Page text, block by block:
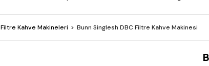
Filtre Kahve Makineleri Bunn Singlesh DBC Filtre Kahve Makinesi